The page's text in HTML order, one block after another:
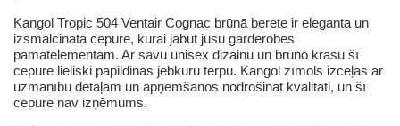
Kangol Tropic 504 Ventair Cognac brūnā berete ir eleganta un
izsmalcināta cepure, kurai jābūt jūsu garderobes
pamatelementam. Ar savu unisex dizainu un brūno krāsu šī
cepure lieliski papildinās jebkuru tērpu. Kangol zīmols izceļas ar
uzmanību detaļām un apņemšanos nodrošināt kvalitāti, un šī
cepure nav izņēmums.